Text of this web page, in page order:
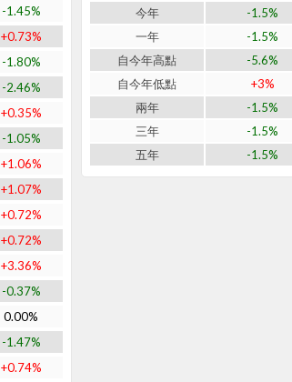
今年
-1.5%
一年
-1.5%
自今年高點
-5.6%
自今年低點
+3%
兩年
-1.5%
三年
-1.5%
五年
-1.5%
-1.45%
+0.73%
-1.80%
-2.46%
+0.35%
-1.05%
+1.06%
+1.07%
+0.72%
+0.72%
+3.36%
-0.37%
0.00%
-1.47%
+0.74%